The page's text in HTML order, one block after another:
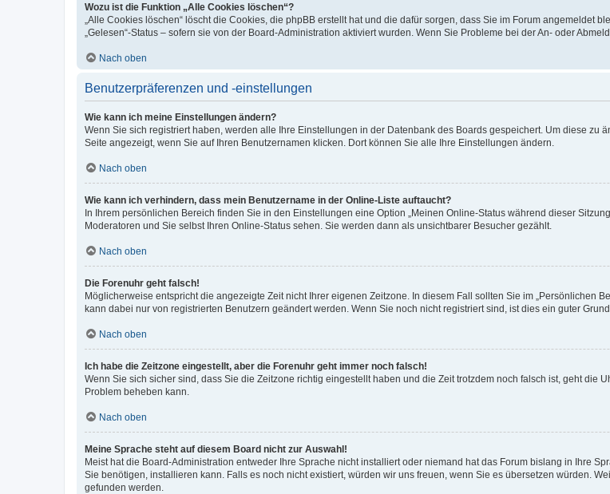
Wozu ist die Funktion „Alle Cookies löschen“?
„Alle Cookies löschen“ löscht die Cookies, die phpBB erstellt hat und die dafür sorgen, dass Sie im Forum angemeldet
„Gelesen“-Status – sofern sie von der Board-Administration aktiviert wurden. Wenn Sie Probleme bei der An- oder
Nach oben
Benutzerpräferenzen und -einstellungen
Wie kann ich meine Einstellungen ändern?
Wenn Sie sich registriert haben, werden alle Ihre Einstellungen in der Datenbank des Boards gespeichert. Um diese zu
Seite angezeigt, wenn Sie auf Ihren Benutzernamen klicken. Dort können Sie alle Ihre Einstellungen ändern.
Nach oben
Wie kann ich verhindern, dass mein Benutzername in der Online-Liste auftaucht?
In Ihrem persönlichen Bereich finden Sie in den Einstellungen eine Option „Meinen Online-Status während dieser
Moderatoren und Sie selbst Ihren Online-Status sehen. Sie werden dann als unsichtbarer Besucher gezählt.
Nach oben
Die Forenuhr geht falsch!
Möglicherweise entspricht die angezeigte Zeit nicht Ihrer eigenen Zeitzone. In diesem Fall sollten Sie im „Persönlichen
kann dabei nur von registrierten Benutzern geändert werden. Wenn Sie noch nicht registriert sind, ist dies ein guter
Nach oben
Ich habe die Zeitzone eingestellt, aber die Forenuhr geht immer noch falsch!
Wenn Sie sich sicher sind, dass Sie die Zeitzone richtig eingestellt haben und die Zeit trotzdem noch falsch ist, geht die
Problem beheben kann.
Nach oben
Meine Sprache steht auf diesem Board nicht zur Auswahl!
Meist hat die Board-Administration entweder Ihre Sprache nicht installiert oder niemand hat das Forum bislang in Ihre
Sie benötigen, installieren kann. Falls es noch nicht existiert, würden wir uns freuen, wenn Sie es übersetzen würden.
gefunden werden.